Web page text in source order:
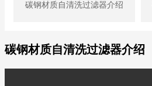
碳钢材质自清洗过滤器介绍
碳钢材质自清洗过滤器介绍